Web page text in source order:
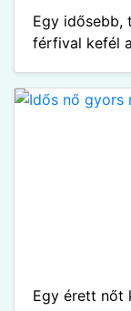
Egy idősebb,
férfival kefél
Egy érett nőt